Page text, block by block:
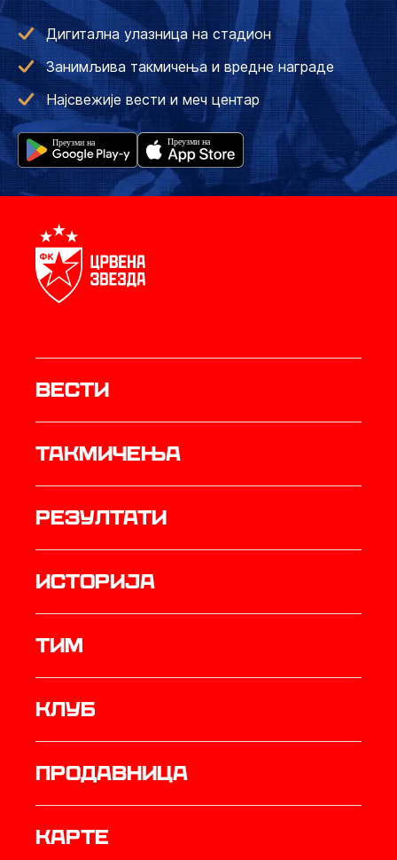
Дигитална улазница на стадион
Занимљива такмичења и вредне награде
Најсвежије вести и меч центар
Вести
Такмичења
резултати
историја
ТИМ
Клуб
продавница
Карте